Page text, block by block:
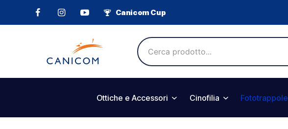
Canicom Cup
Ottiche e Accessori Cinofilia Fototrappole